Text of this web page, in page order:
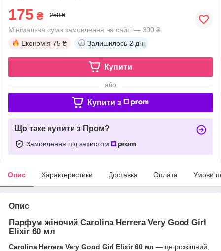
175 ₴ 250 ₴
Мінімальна сума замовлення на сайті — 300 ₴
Економія 75 ₴ Залишилось 2 дні
Купити
або
Купити з
Що таке купити з Пром?
Замовлення під захистом
Опис Характеристики Доставка Оплата Умови
Опис
Парфум жіночий Carolina Herrera Very Good Girl
Elixir 60 мл
Carolina Herrera Very Good Girl Elixir 60 мл — це розкішний,